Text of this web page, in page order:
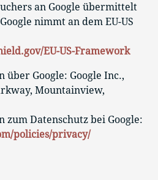
an Google übermittelt
nimmt an dem EU-US
EU-US-Framework
Google: Google Inc.,
Mountainview,
Datenschutz bei Google:
policies/privacy/